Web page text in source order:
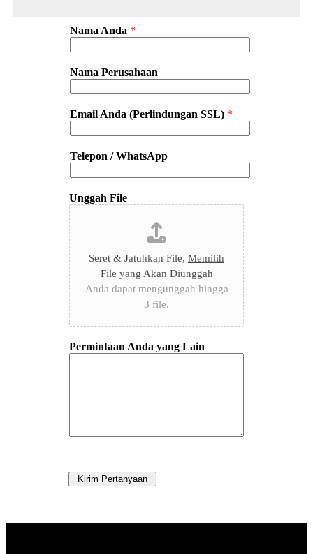
Nama Anda *
Nama Perusahaan
Email Anda (Perlindungan SSL) *
Telepon / WhatsApp
Unggah File
Seret & Jatuhkan File, Memilih
File yang Akan Diunggah
Anda dapat mengunggah hingga
3 file.
Permintaan Anda yang Lain
Kirim Pertanyaan